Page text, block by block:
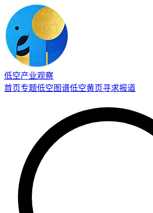
低空产业观察
首页专题低空图谱低空黄页寻求报道